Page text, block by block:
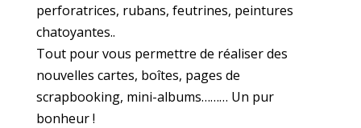
perforatrices, rubans, feutrines, peintures
chatoyantes..
Tout pour vous permettre de réaliser des
nouvelles cartes, boîtes, pages de
scrapbooking, mini-albums……… Un pur
bonheur !